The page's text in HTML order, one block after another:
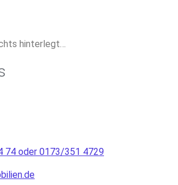
hinterlegt…
74 oder 0173/351 4729